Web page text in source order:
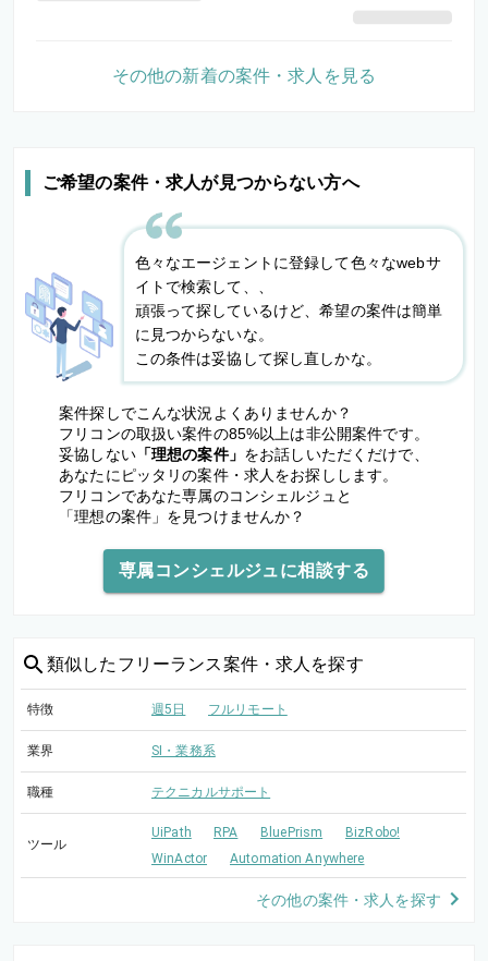
ご希望の案件・求人が見つからない方へ
色々なエージェントに登録して色々なwebサ
イトで検索して、、
頑張って探しているけど、希望の案件は簡単
に見つからないな。
この条件は妥協して探し直しかな。
案件探しでこんな状況よくありませんか？
フリコンの取扱い案件の85%以上は非公開案件です。
妥協しない「理想の案件」 をお話しいただくだけで、
あなたにピッタリの案件・求人をお探しします。
フリコンであなた専属のコンシェルジュと
「理想の案件」を見つけませんか？
専属コンシェルジュに相談する
類似した フリーランス案件・求人を探す
特徴 週5日 フルリモート
業界 SI・業務系
職種 テクニカルサポート
ツール
UiPath RPA BluePrism
BizRobo!
WinActor
Automation Anywhere
その他の案件・求人を探す
その他の新着の案件・求人を見る